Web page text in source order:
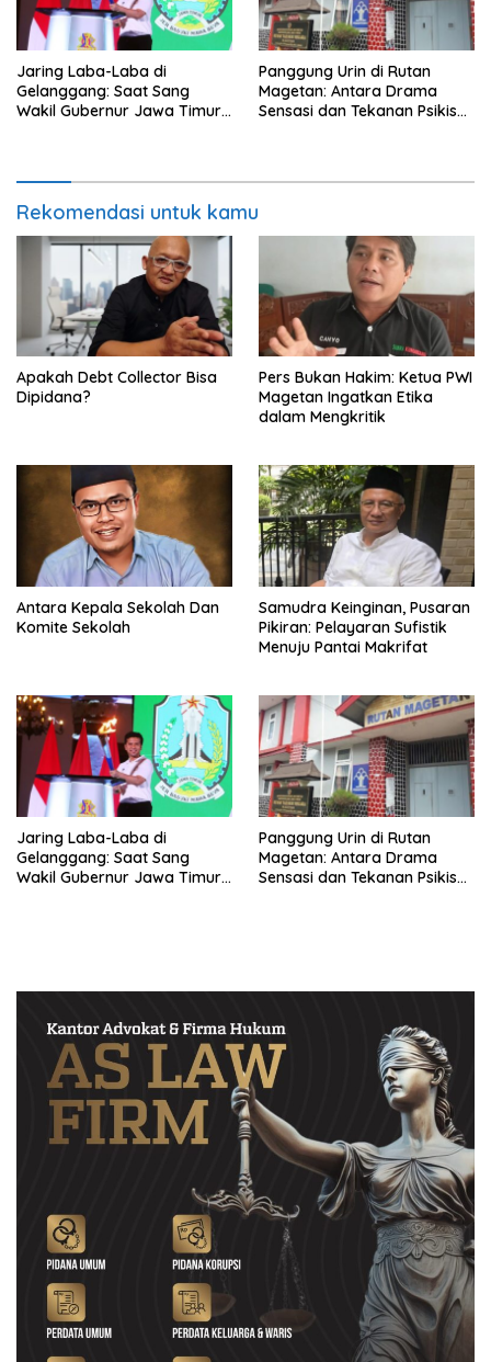
Jaring Laba-Laba di
Gelanggang: Saat Sang
Wakil Gubernur Jawa Timur
Panggung Urin di Rutan
Magetan: Antara Drama
Sensasi dan Tekanan Psikis
Rekomendasi untuk kamu
Apakah Debt Collector Bisa
Dipidana?
Pers Bukan Hakim: Ketua PWI
Magetan Ingatkan Etika
dalam Mengkritik
Antara Kepala Sekolah Dan
Komite Sekolah
Samudra Keinginan, Pusaran
Pikiran: Pelayaran Sufistik
Menuju Pantai Makrifat
Jaring Laba-Laba di
Gelanggang: Saat Sang
Wakil Gubernur Jawa Timur
Panggung Urin di Rutan
Magetan: Antara Drama
Sensasi dan Tekanan Psikis